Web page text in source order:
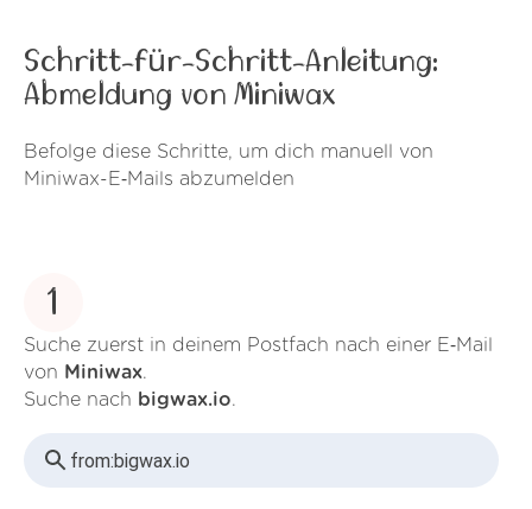
Schritt-für-Schritt-Anleitung:
Abmeldung von Miniwax
Befolge diese Schritte, um dich manuell von
Miniwax-E‑Mails abzumelden
1
Suche zuerst in deinem Postfach nach einer E‑Mail
von Miniwax.
Suche nach bigwax.io.
from:bigwax.io